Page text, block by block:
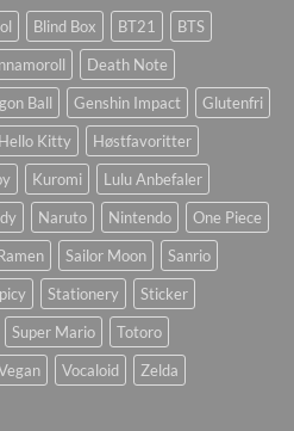
Blind Box BT21
BTS
Death Note
Ball Genshin Impact
Glutenfri
Hello Kitty
Høstfavoritter
Kuromi
Lulu Anbefaler
Naruto Nintendo
One Piece
Sailor Moon
Sanrio
Stationery
Sticker
Super Mario
Totoro
Vocaloid Zelda